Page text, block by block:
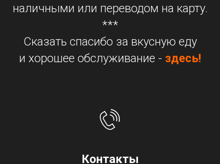
наличными или переводом на карту.
***
Сказать спасибо за вкусную еду
и хорошее обслуживание - здесь!
Контакты